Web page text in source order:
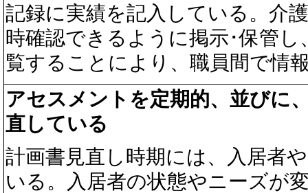
記録に実績を記入している。介
時確認できるように掲示･保管
覧することにより、職員間で情
アセスメントを定期的、並びに
直している
計画書見直し時期には、入居者
いる。入居者の状態やニーズが